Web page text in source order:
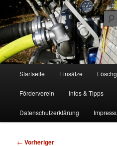
Zum
primären
Inhalt
springenFF Köln, LG RD
Freiwillige Feuerwehr Köln,
Startseite Einsätze
Förderverein Infos & Tipps
Datenschutzerklärung
Beitragsnavigation
← Vorheriger